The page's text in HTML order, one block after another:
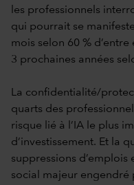
les professionnels
qui pourrait se
mois selon 60 %
3 prochaines années
La confidentialité/
quarts des
risque lié à l’IA le plus
d’investissement. Et la
suppressions d’emplois
social majeur engendré